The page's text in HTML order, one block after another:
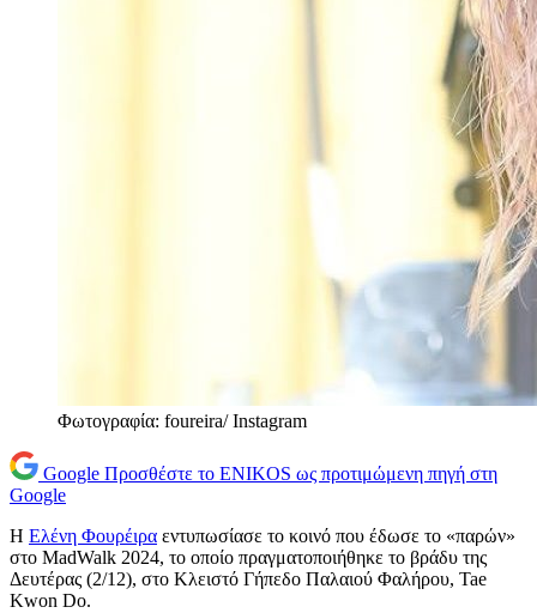
Φωτογραφία: foureira/ Instagram
Google Προσθέστε το ENIKOS ως προτιμώμενη πηγή στη
Google
Η Ελένη Φουρέιρα εντυπωσίασε το κοινό που έδωσε το «παρών»
στο MadWalk 2024, το οποίο πραγματοποιήθηκε το βράδυ της
Δευτέρας (2/12), στο Κλειστό Γήπεδο Παλαιού Φαλήρου, Tae
Kwon Do.